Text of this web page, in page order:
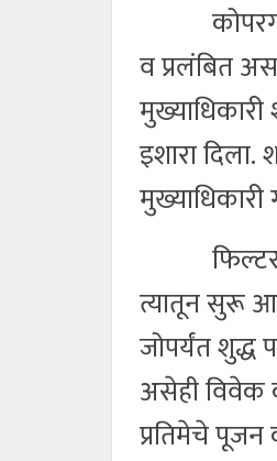
कोपरगाव
व प्रलंबित
इशारा
मुख्याधिकारी
फिल्टर
त्यातून सुरू
जोपर्यंत शुद्ध
असेही विवेक
प्रतिमेचे